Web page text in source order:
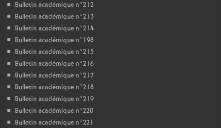
Bulletin académique n°212
Bulletin académique n°213
Bulletin académique n°214
Bulletin académique n°198
Bulletin académique n°215
Bulletin académique n°216
Bulletin académique n°217
Bulletin académique n°218
Bulletin académique n°219
Bulletin académique n°220
Bulletin académique n°221